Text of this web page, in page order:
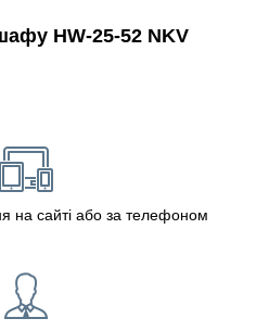
HW-25-52 NKV
на сайті або за телефоном